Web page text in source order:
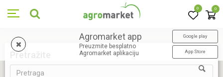
0 0
Agromarket app
Preuzmite besplatno
Agromarket aplikaciju
Google play
App Store
Pretražite